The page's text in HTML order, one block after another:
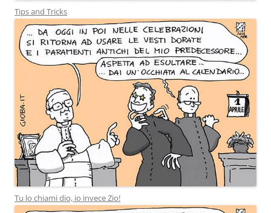
Tips and Tricks
Tu lo chiami dio, io invece Zio!